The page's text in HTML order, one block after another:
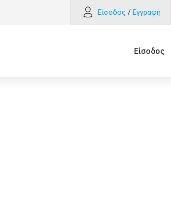
Είσοδος / Εγγραφή
Είσοδος